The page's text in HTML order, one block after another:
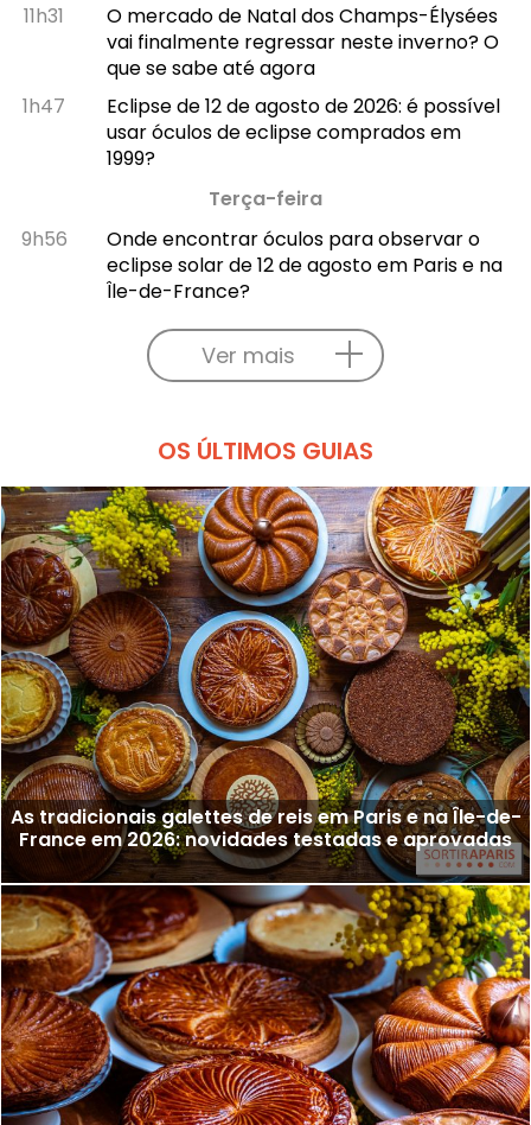
11h31
O mercado de Natal dos Champs-Élysées
vai finalmente regressar neste inverno? O
que se sabe até agora
1h47
Eclipse de 12 de agosto de 2026: é possível
usar óculos de eclipse comprados em
1999?
Terça-feira
9h56
Onde encontrar óculos para observar o
eclipse solar de 12 de agosto em Paris e na
Île-de-France?
Ver mais
OS ÚLTIMOS GUIAS
As tradicionais galettes de reis em Paris e na Île-de-
France em 2026: novidades testadas e aprovadas